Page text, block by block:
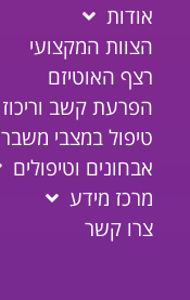
אודות
הצוות המקצועי
רצף האוטיזם
הפרעת קשב וריכוז
טיפול במצבי משבר
אבחונים וטיפולים
מרכז מידע
צרו קשר